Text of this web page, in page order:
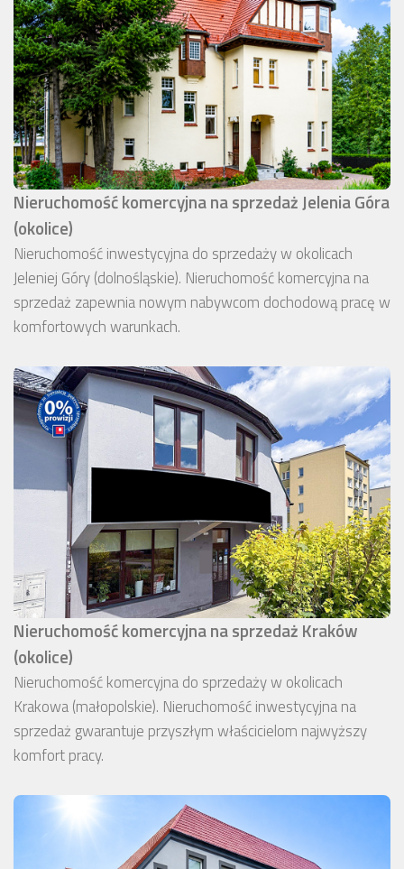
Nieruchomość komercyjna na sprzedaż Jelenia Góra
(okolice)
Nieruchomość inwestycyjna do sprzedaży w okolicach
Jeleniej Góry (dolnośląskie). Nieruchomość komercyjna na
sprzedaż zapewnia nowym nabywcom dochodową pracę w
komfortowych warunkach.
Nieruchomość komercyjna na sprzedaż Kraków
(okolice)
Nieruchomość komercyjna do sprzedaży w okolicach
Krakowa (małopolskie). Nieruchomość inwestycyjna na
sprzedaż gwarantuje przyszłym właścicielom najwyższy
komfort pracy.